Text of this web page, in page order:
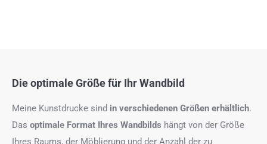
Die optimale Größe für Ihr Wandbild
Meine Kunstdrucke sind in verschiedenen Größen erhältlich.
Das optimale Format Ihres Wandbilds hängt von der Größe
Ihres Raums, der Möblierung und der Anzahl der zu